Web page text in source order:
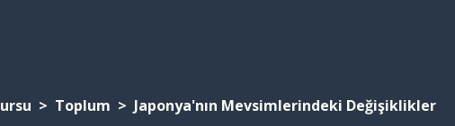
Toplum Japonya'nın Mevsimlerindeki Değişiklikler